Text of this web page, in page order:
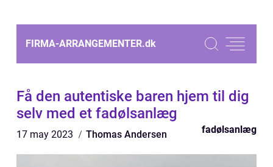
FIRMA-ARRANGEMENTER.dk
Få den autentiske baren hjem til dig
selv med et fadølsanlæg
17 may 2023 Thomas Andersen fadølsanlæg